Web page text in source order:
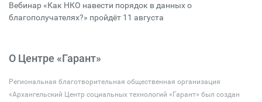
Вебинар «Как НКО навести порядок в данных о
благополучателях?» пройдёт 11 августа
О Центре «Гарант»
Региональная благотворительная общественная организация
«Архангельский Центр социальных технологий «Гарант» был создан